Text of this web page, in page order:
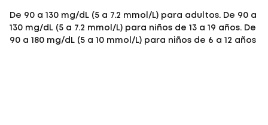
De 90 a 130 mg/dL (5 a 7.2 mmol/L) para adultos. De 90 a
130 mg/dL (5 a 7.2 mmol/L) para niños de 13 a 19 años. De
90 a 180 mg/dL (5 a 10 mmol/L) para niños de 6 a 12 años